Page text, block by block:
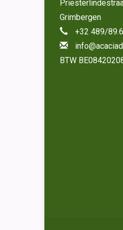
Grimbergen
+32 489/
BTW